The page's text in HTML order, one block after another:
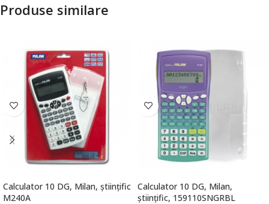
Produse similare
Calculator 10 DG, Milan, științific
M240A
Calculator 10 DG, Milan,
științific, 159110SNGRBL